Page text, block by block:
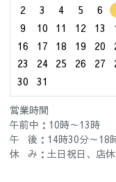
2
3 4 5 6
9
10 11 12 13
16
17 18 19 20
23
24 25 26 27
30
31
営業時間
午前中：10時～13時
午 後：14時30分～18
休 み：土日祝日、店休